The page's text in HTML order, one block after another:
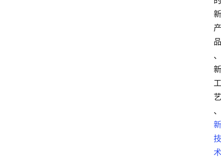
新
产
品
、
新
工
艺
、
新
技
术